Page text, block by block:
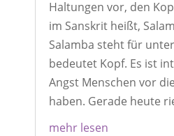
Haltungen vor, den
im Sanskrit heißt,
Salamba steht für
bedeutet Kopf. Es ist
Angst Menschen vor
haben. Gerade heute
mehr lesen